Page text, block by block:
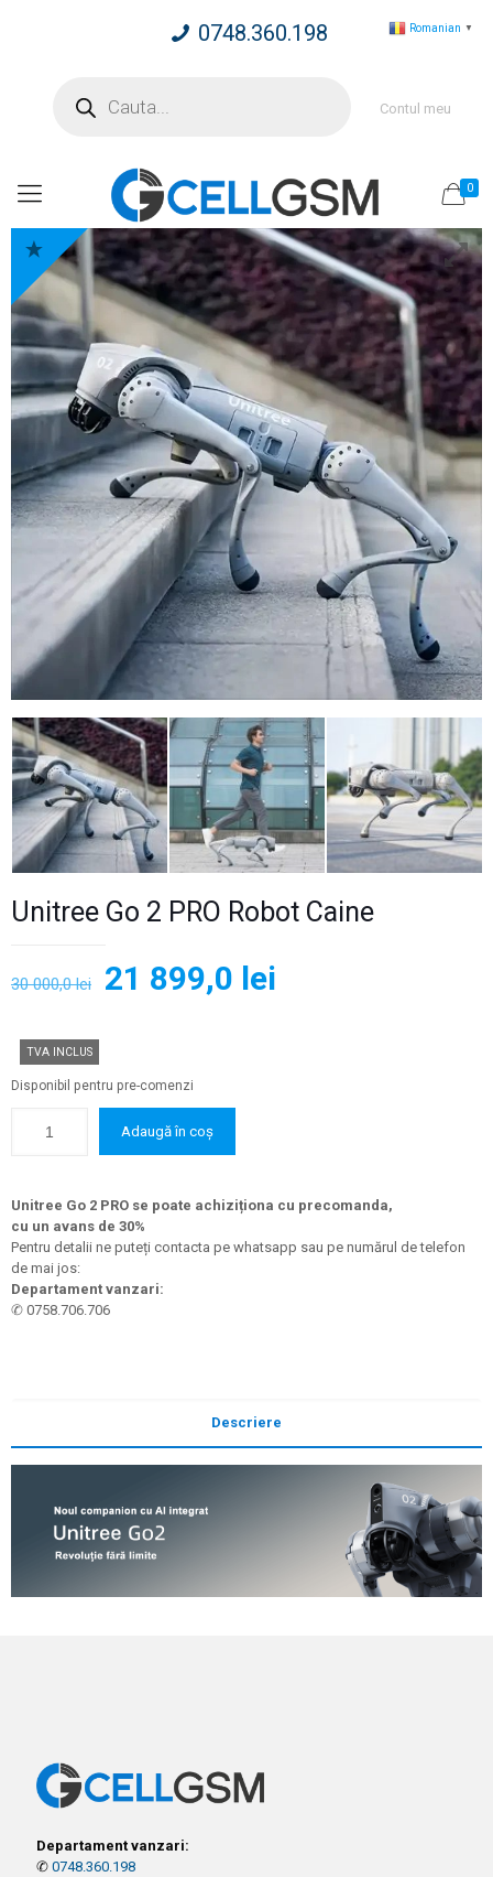
0748.360.198
search
Contul meu
0
Unitree Go 2 PRO Robot Caine
30 000,0lei
Prețul
fost:
30
000,0 lei.
21 899,0 lei
TVA INCLUS
Disponibil pentru pre-comenzi
Adaugă în coș
Unitree Go 2 PRO se poate achiziționa cu precomanda,
cu un avans de 30%
Pentru detalii ne puteți contacta pe whatsapp sau pe numărul de telefon
de mai jos:
Departament vanzari:
✆ 0758.706.706
Descriere
Departament vanzari:
✆ 0748.360.198
Romanian ▼